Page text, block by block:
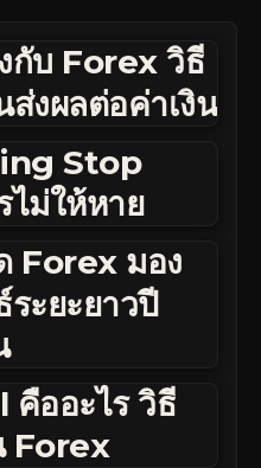
กับ Forex วิธี
ส่งผลต่อค่าเงิน
Stop
ไม่ให้หาย
Forex มอง
ะยะยาวปี
ออะไร วิธี
Forex